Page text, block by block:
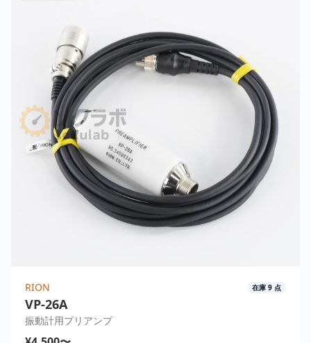
RION 在庫 9 点
VP-26A
振動計用プリアンプ